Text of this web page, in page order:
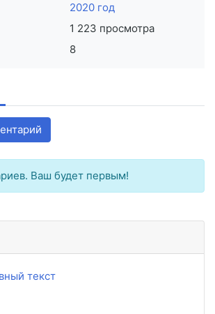
2020 год
1 223 просмотра
8
Ваш будет первым!